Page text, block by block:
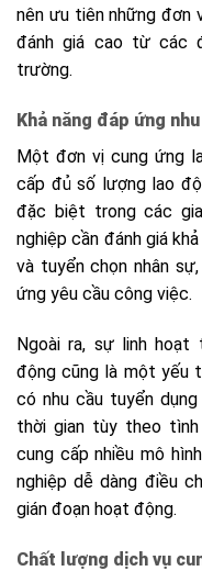
nên ưu tiên những đơn
đánh giá cao từ các
trường.
Khả năng đáp ứng
Một đơn vị cung ứng
cấp đủ số lượng lao
đặc biệt trong các
nghiệp cần đánh giá
và tuyển chọn nhân
ứng yêu cầu công việc.
Ngoài ra, sự linh
động cũng là một yếu
có nhu cầu tuyển
thời gian tùy theo
cung cấp nhiều mô
nghiệp dễ dàng điều
gián đoạn hoạt động.
Chất lượng dịch vụ